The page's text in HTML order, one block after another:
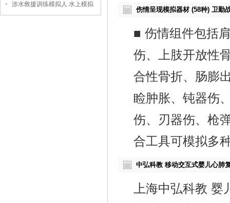
（无线版），婴儿心肺复苏模
拟人
涉水救援训练模拟人 水上模拟
救援假人
伤情呈现模拟器材 (58种) 卫勤
■ 伤情组件包括
伤、上肢开放性
合性骨折、肠膨
睑肿胀、钝器伤
伤、刃器伤、枪
合工具可模拟多
中弘科教 移动交互式婴儿心肺
上海中弘科教